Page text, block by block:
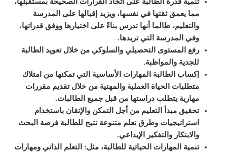
مما يعمق ثقتها في نفسها، ويزيد إقبالها على المدرسة
والتعليم، طالما أنها تدرس بناءً على اختيارها ووفق قدراتها،
وفي المدرسة التي تريدها.
رفع المستوى التحصيلي والسلوكي من خلال تعويد الطالبة
للجدية والمواظبة.
إكساب الطالبة المهارات الأساسية التي تمكنها من امتلاك
متطلبات الحياة العملية والمهنية من خلال تقديم مقررات
مهارية يتطلب دراستها من قبل جميع الطالبات.
تحقيق مبدأ التعليم من أجل التمكن والإتقان باستخدام
استراتيجيات وطرق تعلم متنوعة تتيح للطالبة فرصة البحث
والابتكار والتفكير الإبداعي.
تنمية المهارات الحياتية للطالبة، مثل: التعلم الذاتي ومهارات